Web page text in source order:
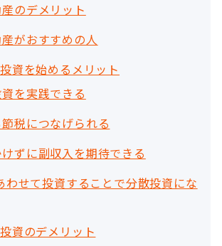
のデメリット
がおすすめの人
資を始めるメリット
を実践できる
税につなげられる
ずに副収入を期待できる
わせて投資することで分散投資にな
資のデメリット